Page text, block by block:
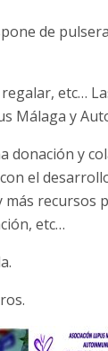
de
etc…
Málaga y
donación y
el
más recursos
etc…